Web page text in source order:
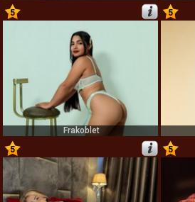
5
Frakoblet
5
5
75
5